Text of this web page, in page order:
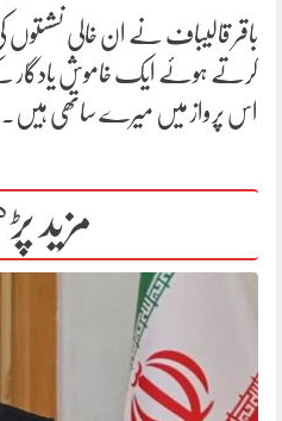
باقر قالیباف نے ان خالی نشستوں
کرتے ہوئے ایک خاموش یادگار کے
اس پرواز میں میرے ساتھی ہیں۔
مزید